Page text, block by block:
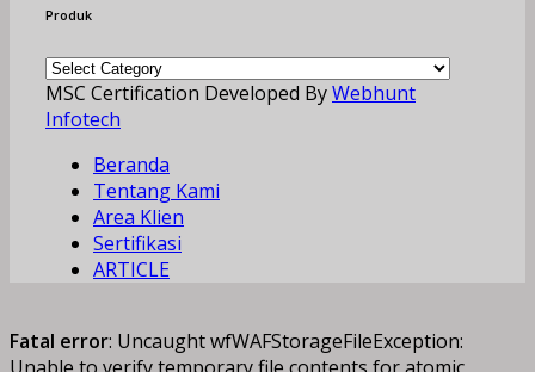
Produk
Produk
MSC Certification Developed ByWebhunt
Infotech
Beranda
Tentang Kami
Area Klien
Sertifikasi
ARTICLE
Fatal error: Uncaught wfWAFStorageFileException: